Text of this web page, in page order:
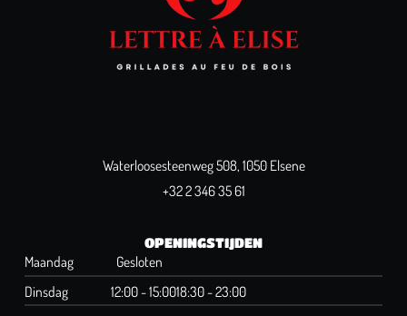
Waterloosesteenweg 508, 1050 Elsene
+32 2 346 35 61
OPENINGSTIJDEN
Maandag
Gesloten
Dinsdag
12:00 - 15:0018:30 - 23:00